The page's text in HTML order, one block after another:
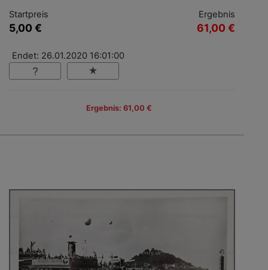
Startpreis
5,00 €
Ergebnis
61,00 €
Endet: 26.01.2020 16:01:00
Ergebnis: 61,00 €